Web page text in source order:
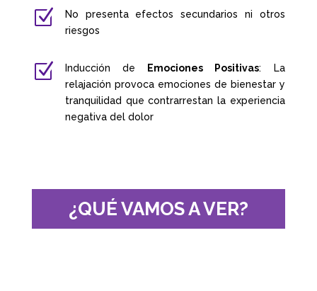
Z
No presenta efectos secundarios ni otros
riesgos
Z Inducción de Emociones Positivas: La
relajación provoca emociones de bienestar y
tranquilidad que contrarrestan la experiencia
negativa del dolor
¿QUÉ VAMOS A VER?